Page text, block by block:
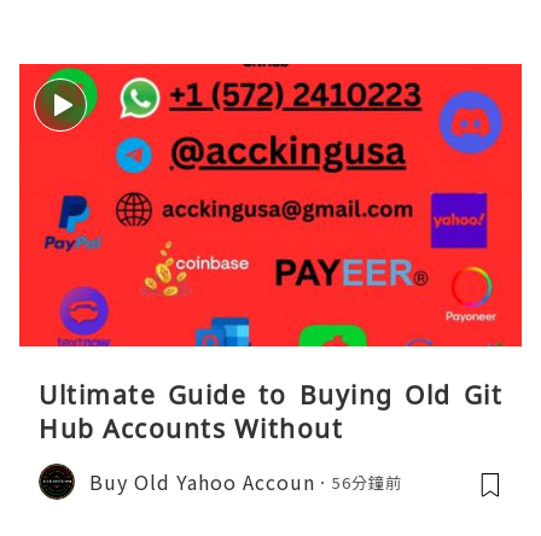
Ultimate Guide to Buying Old Git
Hub Accounts Without
Buy Old Yahoo Accoun 56分鐘前